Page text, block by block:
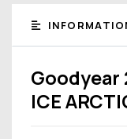
Goodyear
ICE